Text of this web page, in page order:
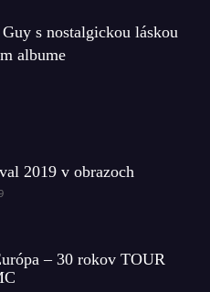
s nostalgickou láskou
albume
2019 v obrazoch
– 30 rokov TOUR